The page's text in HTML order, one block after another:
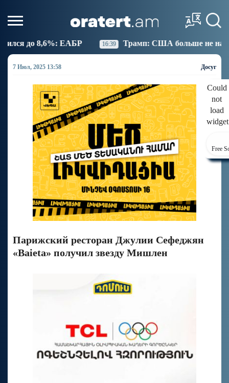
16:39 Трамп: США больше не намерены вести
7 Июл, 2025 13:58 Досуг
Could
not
load
Free
Парижский ресторан Джулии Сефеджян
«Baieta» получил звезду Мишлен